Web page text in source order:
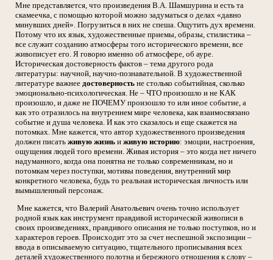
Мне представляется, что произведения В.А. Шамшурина и есть та
скамеечка, с помощью которой можно задуматься о делах «давно
минувших дней». Погрузиться в них не спеша. Ощутить дух времени.
Потому что их язык, художественные приемы, образы, стилистика –
все служит созданию атмосферы того исторического времени, все
живописует его. Я говорю именно об атмосфере, об ауре.
Историческая достоверность фактов – тема другого рода
литературы: научной, научно-познавательной. В художественной
литературе важнее достоверность не столько событийная, сколько
эмоционально-психологическая. Не – ЧТО произошло и не КАК
произошло, и даже не ПОЧЕМУ произошло то или иное событие, а
как это отразилось на внутреннем мире человека, как взаимосвязано
событие и душа человека. И как это сказалось и еще скажется на
потомках. Мне кажется, что автор художественного произведения
должен писать живую жизнь и живую историю: эмоции, настроения,
ощущения людей того времени. Живая история – это когда нет ничего
надуманного, когда она понятна не только современникам, но и
потомкам через поступки, мотивы поведения, внутренний мир
конкретного человека, будь то реальная историческая личность или
вымышленный персонаж.
Мне кажется, что Валерий Анатольевич очень точно использует
родной язык как инструмент правдивой исторической живописи в
своих произведениях, правдивого описания не только поступков, но и
характеров героев. Происходит это за счет неспешной экспозиции –
ввода в описываемую ситуацию, тщательного прописывания всех
деталей художественного полотна и бережного отношения к слову –